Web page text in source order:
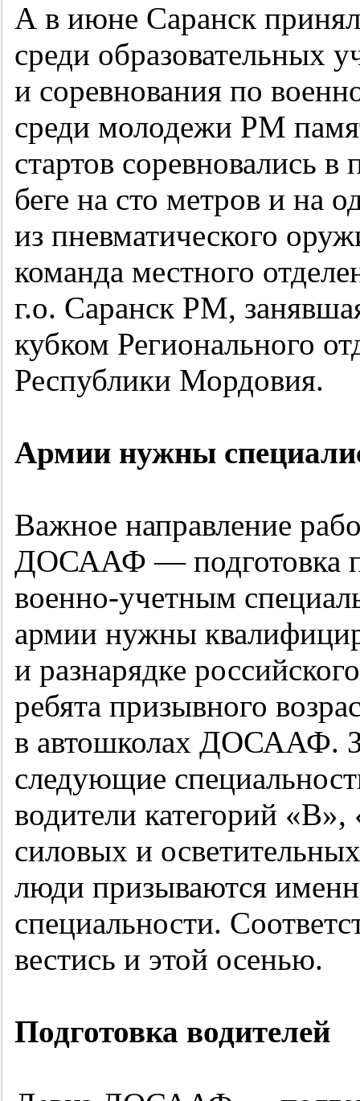
А в июне Саранск
среди
и соревнования по
среди молодежи РМ
стартов соревновались
беге на сто метров и на
из пневматического
команда местного
г.о. Саранск РМ,
кубком Регионального
Республики Мордовия.
Армии нужны
Важное направление
ДОСААФ — подготовка
военно-учетным
армии нужны
и разнарядке
ребята призывного
в автошколах ДОСААФ.
следующие
водители категорий
силовых и
люди призываются
специальности.
вестись и этой осенью.
Подготовка водителей